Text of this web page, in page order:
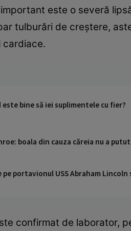
este o severă
tulburări de creștere,
cardiace.
este bine să iei suplimentele cu fier?
boala din cauza căreia nu a
pe portavionul USS Abraham
confirmat de laborator,